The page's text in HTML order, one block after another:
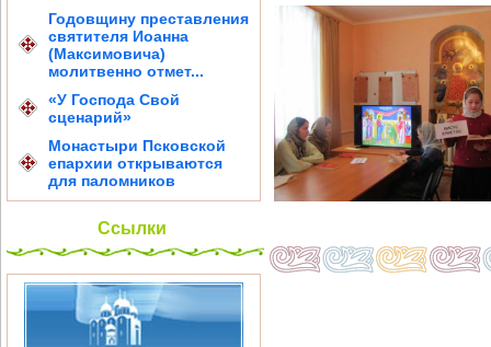
Годовщину преставления
святителя Иоанна
(Максимовича)
молитвенно отмет...
«У Господа Свой
сценарий»
Монастыри Псковской
епархии открываются
для паломников
Ссылки